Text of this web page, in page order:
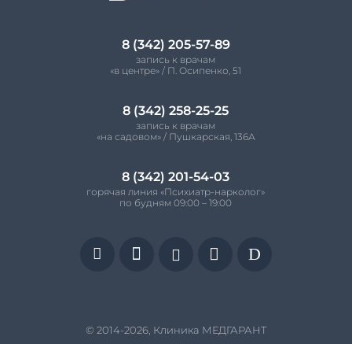
8 (342) 205-57-89
запись к врачам
«в центре» / П. Осипенко, 51
8 (342) 258-25-25
запись к врачам
«на садовом» / Пушкарская, 136А
8 (342) 201-54-03
горячая линия «Психиатр-нарколог»
по будням 09:00 – 19:00
    D
© 2014-2026, Клиника МЕДГАРАНТ